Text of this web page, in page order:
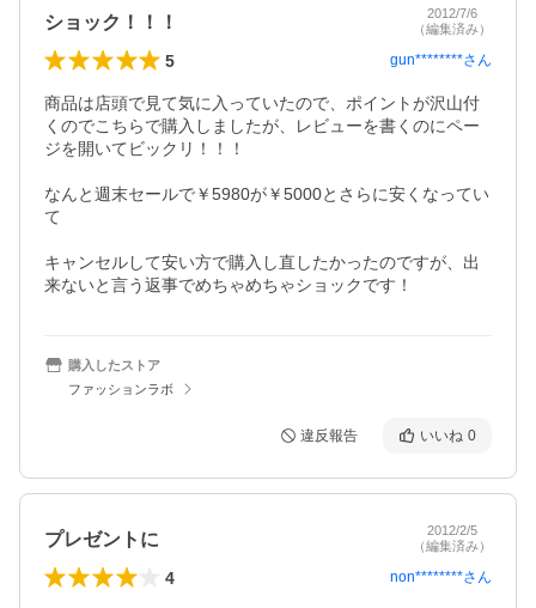
ショック！！！
2012/7/6
（編集済み）
5 gun********さん
商品は店頭で見て気に入っていたので、ポイントが沢山付
くのでこちらで購入しましたが、レビューを書くのにペー
ジを開いてビックリ！！！
なんと週末セールで￥5980が￥5000とさらに安くなってい
て
キャンセルして安い方で購入し直したかったのですが、出
来ないと言う返事でめちゃめちゃショックです！
購入したストア
ファッションラボ
違反報告 いいね 0
プレゼントに
2012/2/5
（編集済み）
4 non********さん